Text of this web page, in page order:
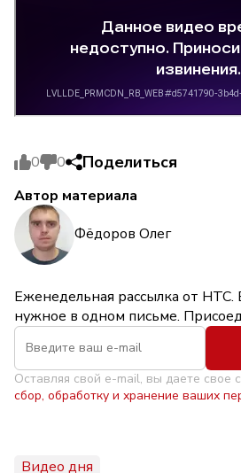
0 0 Поделиться
Автор материала
Фёдоров Олег
Еженедельная рассылка от НТС.
нужное в одном письме.
Оставляя свой e-mail, вы даете свое
сбор, обработку и хранение ваших
Видео дня